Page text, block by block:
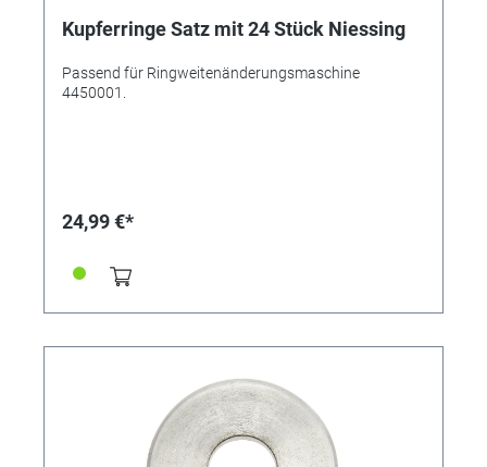
Kupferringe Satz mit 24 Stück Niessing
Passend für Ringweitenänderungsmaschine
4450001.
24,99 €*